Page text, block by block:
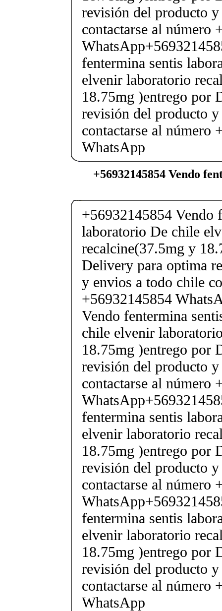
revisión del producto
contactarse al número
fentermina sentis
elvenir laboratorio
18.75mg )entrego por
revisión del producto
contactarse al número
WhatsApp
+56932145854 Vendo
+56932145854 Vendo
laboratorio De chile
recalcine(37.5mg y
Delivery para optima
y envios a todo chile
+56932145854
Vendo fentermina
chile elvenir
18.75mg )entrego por
revisión del producto
contactarse al número
fentermina sentis
elvenir laboratorio
18.75mg )entrego por
revisión del producto
contactarse al número
fentermina sentis
elvenir laboratorio
18.75mg )entrego por
revisión del producto
contactarse al número
WhatsApp